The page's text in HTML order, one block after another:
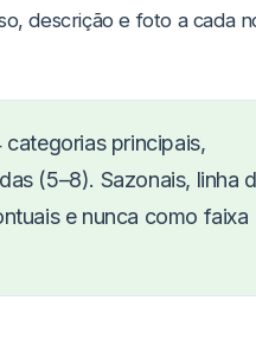
descrição e foto a cada
principais,
(5–8). Sazonais, linha
e nunca como faixa